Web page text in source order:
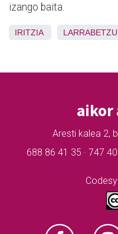
izango baita.
IRITZIA LARRABETZU
aikor
Aresti kalea 2,
688 86 41 35 · 747